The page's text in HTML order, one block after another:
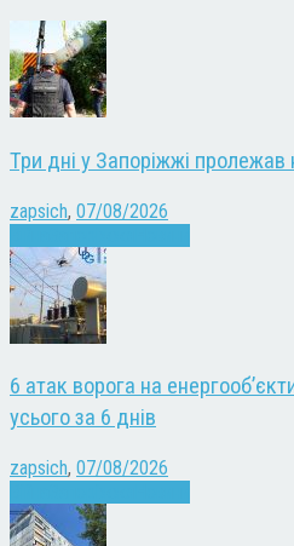
Три дні у Запоріжжі
zapsich, 07/08/2026
6 атак ворога на
усього за 6 днів
zapsich, 07/08/2026